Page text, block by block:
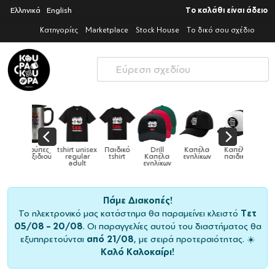
Ελληνικά English Το καλάθι είναι άδειο
Κατηγορίες Marketplace Stock House Το δικό σου σχέδιο
Drill
Καπέλα
ενηλίκων
Καπέλα
ενηλίκων
Καπέλα
παιδικά Κούπες Κούπες
ειδικές
Πάμε Διακοπές!
Το ηλεκτρονικό μας κατάστημα θα παραμείνει κλειστό Τετ
05/08 – 20/08. Οι παραγγελίες αυτού του διαστήματος θα
εξυπηρετούνται από 21/08, με σειρά προτεραιότητας. ☀️
Καλό Καλοκαίρι!